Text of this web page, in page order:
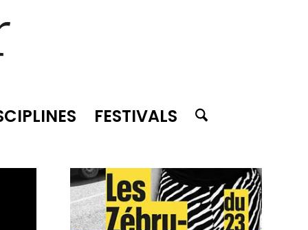
FESTIVALS